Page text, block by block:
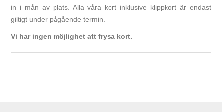
in i mån av plats. Alla våra kort inklusive klippkort är endast
giltigt under pågående termin.
Vi har ingen möjlighet att frysa kort.